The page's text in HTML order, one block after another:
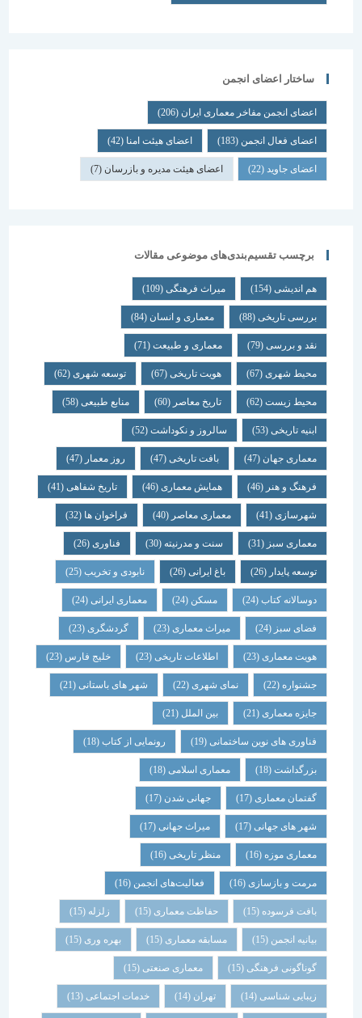
ساختار اعضای انجمن
اعضای انجمن مفاخر معماری ایران (206)
اعضای فعال انجمن(183) اعضای هیئت امنا(42)
اعضای جاوید(22) اعضای هیئت مدیره و بازرسان(7)
برچسب تقسیم‌بندی‌های موضوعی مقالات
هم اندیشی (154) میراث فرهنگی (109)
بررسی تاریخی (88) معماری و انسان (84)
نقد و بررسی (79) معماری و طبیعت (71)
محیط شهری(67) هویت تاریخی(67) توسعه شهری(62)
محیط زیست(62) تاریخ معاصر(60) منابع طبیعی(58)
ابنیه تاریخی(53) سالروز و نکوداشت(52)
معماری جهان (47) بافت تاریخی(47) روز معمار(47)
فرهنگ و هنر(46) همایش معماری (46) تاریخ شفاهی (41)
شهرسازی(41) معماری معاصر(40) فراخوان ها (32)
معماری سبز(31) سنت و مدرنیته(30) فناوری (26)
توسعه پایدار(26) باغ ایرانی(26) نابودی و تخریب(25)
دوسالانه کتاب(24) مسکن (24) معماری ایرانی(24)
فضای سبز(24) میراث معماری (23) گردشگری (23)
هویت معماری (23) اطلاعات تاریخی(23) خلیج فارس(23)
جشنواره(22) نمای شهری(22) شهر های باستانی (21)
جایزه معماری (21) بین الملل(21)
فناوری های نوین ساختمانی(19) رونمایی از کتاب (18)
بزرگداشت (18) معماری اسلامی(18)
گفتمان معماری (17) جهانی شدن(17)
شهر های جهانی(17) میراث جهانی(17)
معماری موزه(16) منظر تاریخی (16)
مرمت و بازسازی(16) فعالیت‌های انجمن(16)
بافت فرسوده (15) حفاظت معماری (15) زلزله
بیانیه انجمن(15) مسابقه معماری (15) بهره وری(15)
گوناگونی فرهنگی (15) معماری صنعتی(15)
زیبایی شناسی (14) تهران خدمات اجتماعی (13)